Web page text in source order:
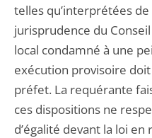
telles qu’interprétées
jurisprudence du
local condamné à une
exécution provisoire
préfet. La requérante
ces dispositions ne
d’égalité devant la loi